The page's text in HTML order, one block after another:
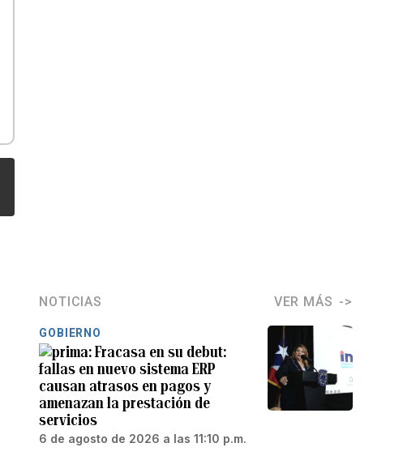
NOTICIAS VER MÁS
GOBIERNO
Fracasa en su debut:
fallas en nuevo sistema ERP
causan atrasos en pagos y
amenazan la prestación de
servicios
6 de agosto de 2026 a las 11:10 p.m.